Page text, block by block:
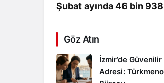
Şubat ayında 46 bin
Göz Atın
İzmir’de
Adresi: